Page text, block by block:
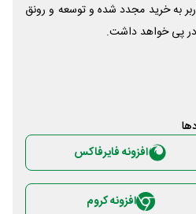
به خرید مجدد شده و توسعه و رونق
در پی خواهد داشت.
افزونه فایرفاکس
افزونه کروم